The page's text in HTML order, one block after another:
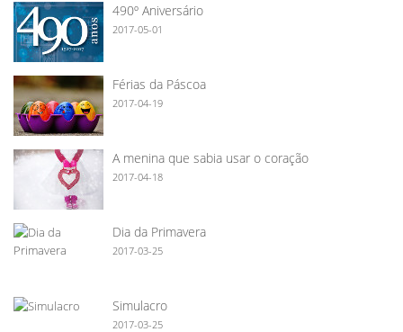
490º Aniversário
2017-05-01
Férias da Páscoa
2017-04-19
A menina que sabia usar o coração
2017-04-18
Dia da Primavera
2017-03-25
Simulacro
2017-03-25